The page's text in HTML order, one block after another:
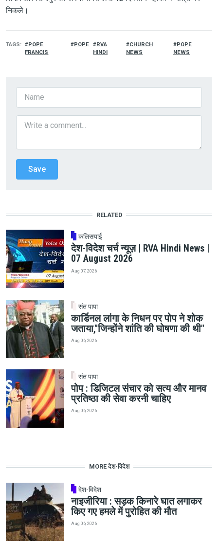
निकले।
TAGS
POPE
FRANCIS
POPE
RVA
HINDI
CHURCH
NEWS
POPE
NEWS
RELATED
कलिसयाई
देश-विदेश चर्च न्यूज़ | RVA Hindi News |
07 August 2026
Aug 07, 2026
संत पापा
कार्डिनल लांगा के निधन पर पोप ने शोक
जताया,"जिन्होंने शांति की घोषणा की थी"
Aug 06, 2026
संत पापा
पोप : डिजिटल संचार को सत्य और मानव
प्रतिष्ठा की सेवा करनी चाहिए
Aug 06, 2026
MORE देश-विदेश
देश-विदेश
नाइजीरिया : सड़क किनारे घात लगाकर
किए गए हमले में पुरोहित की मौत
Aug 06, 2026